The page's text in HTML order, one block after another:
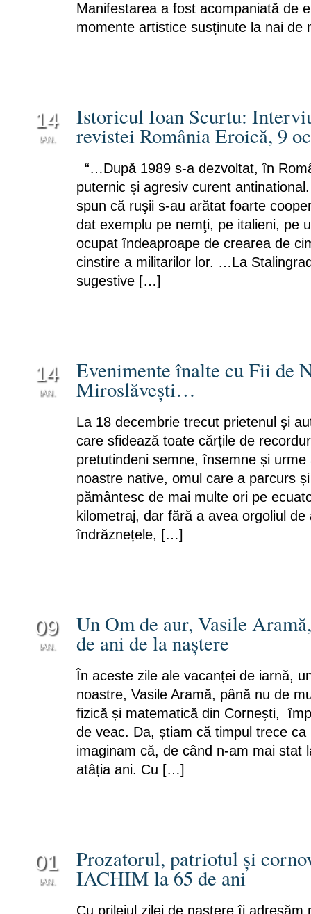
Manifestarea a fost acompaniată de
momente artistice susţinute la nai
14
IAN.
Istoricul Ioan Scurtu:
revistei România Eroică, 9
“…După 1989 s-a dezvoltat, în
puternic şi agresiv curent
spun că ruşii s-au arătat foarte
dat exemplu pe nemţi, pe italieni, pe
ocupat îndeaproape de crearea de
cinstire a militarilor lor. …La
sugestive […]
14
IAN.
Evenimente înalte cu Fii de
Miroslăveşti…
La 18 decembrie trecut prietenul și
care sfidează toate cărțile de
pretutindeni semne, însemne și urme
noastre native, omul care a parcurs
pământesc de mai multe ori pe
kilometraj, dar fără a avea orgoliul de
îndrăznețele, […]
09
IAN.
Un Om de aur, Vasile
de ani de la naștere
În aceste zile ale vacanței de iarnă,
noastre, Vasile Aramă, până nu de
fizică și matematică din Cornești,
de veac. Da, știam că timpul trece
imaginam că, de când n-am mai stat
atâția ani. Cu […]
01
IAN.
Prozatorul, patriotul și
IACHIM la 65 de ani
Cu prilejul zilei de naștere îi adresăm